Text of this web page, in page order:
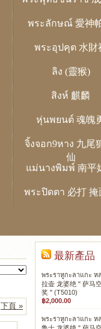
พระลักษณ์ 愛神
พระอุปคุต 水財
ลิง (靈猴)
สิงห์ 麒麟
หุ่นพยนต์ 魂魄
จิ้งจอก9หาง 九尾
仙
แม่นางพิมพ์ 南平
พระปิดตา 必打 掩
下頁 »
最新產品
พระราหูกะลาแกะ ห
拉壶 龙婆绝 " 萨马
奖 " (T5010)
฿2,000.00
พระราหูกะลาแกะ ห